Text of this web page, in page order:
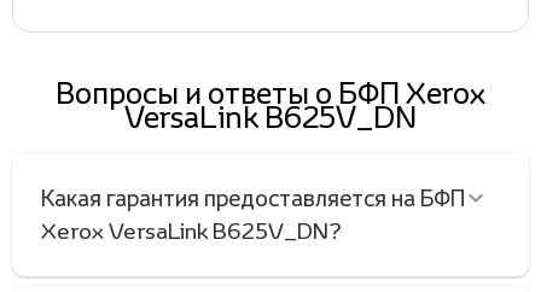
Вопросы и ответы о БФП Xerox
VersaLink B625V_DN
Какая гарантия предоставляется на БФП
Xerox VersaLink B625V_DN?